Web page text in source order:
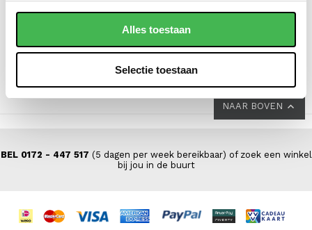
Alles toestaan
Selectie toestaan
20
VOOR 89,00
pak'r
NAAR BOVEN
BEL 0172 - 447 517 (5 dagen per week bereikbaar) of zoek een winkel
bij jou in de buurt